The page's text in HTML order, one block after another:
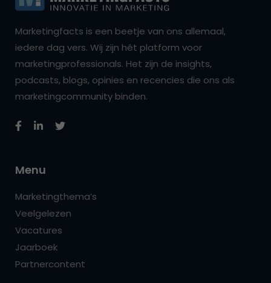
Marketingfacts is een beetje van ons allemaal,
iedere dag vers. Wij zijn hét platform voor
marketingprofessionals. Het zijn de insights,
podcasts, blogs, opinies en recencies die ons als
marketingcommunity binden.
Menu
Marketingthema’s
Veelgelezen
Vacatures
Jaarboek
Partnercontent